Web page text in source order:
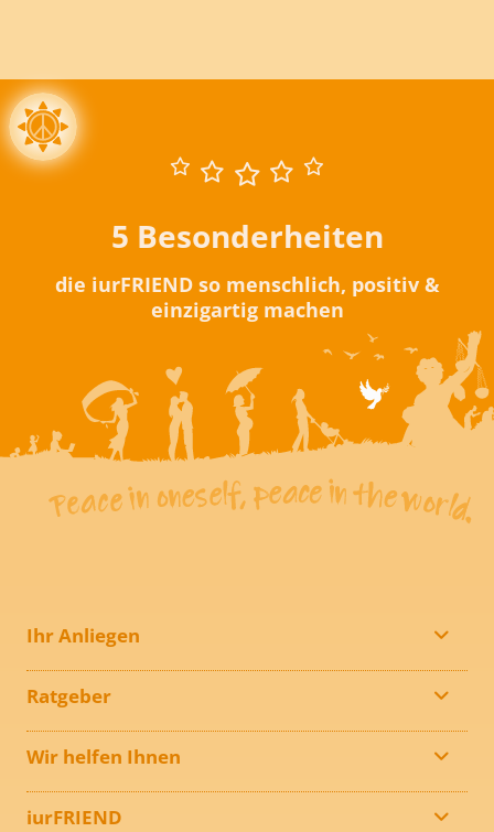
5 Besonderheiten
die iurFRIEND so menschlich, positiv &
einzigartig machen
Ihr Anliegen
Ratgeber
Wir helfen Ihnen
iurFRIEND